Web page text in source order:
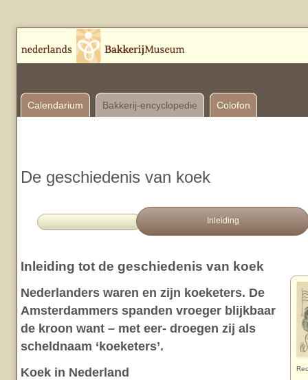
Calendarium Bakkerij-encyclopedie Colofon
De geschiedenis van koek
Inleiding
Inleiding tot de geschiedenis van koek
Nederlanders waren en zijn koeketers. De
Amsterdammers spanden vroeger blijkbaar
de kroon want – met eer- droegen zij als
scheldnaam ‘koeketers’.
Koek in Nederland